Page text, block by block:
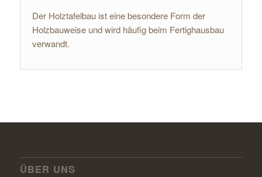
Der Holztafelbau ist eine besondere Form der
Holzbauweise und wird häufig beim Fertighausbau
verwandt.
ÜBER UNS